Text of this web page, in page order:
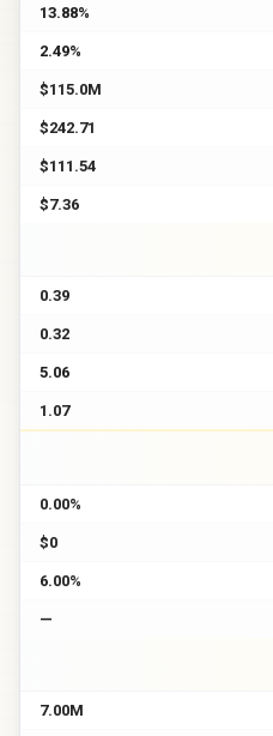
13.88%
2.49%
$115.0M
$242.71
$111.54
$7.36
0.39
0.32
5.06
1.07
0.00%
$0
6.00%
—
7.00M